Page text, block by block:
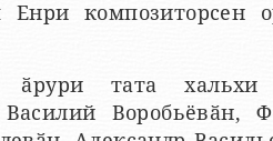
композиторсен
ӑрури тата хальхи
Воробьёвӑн,